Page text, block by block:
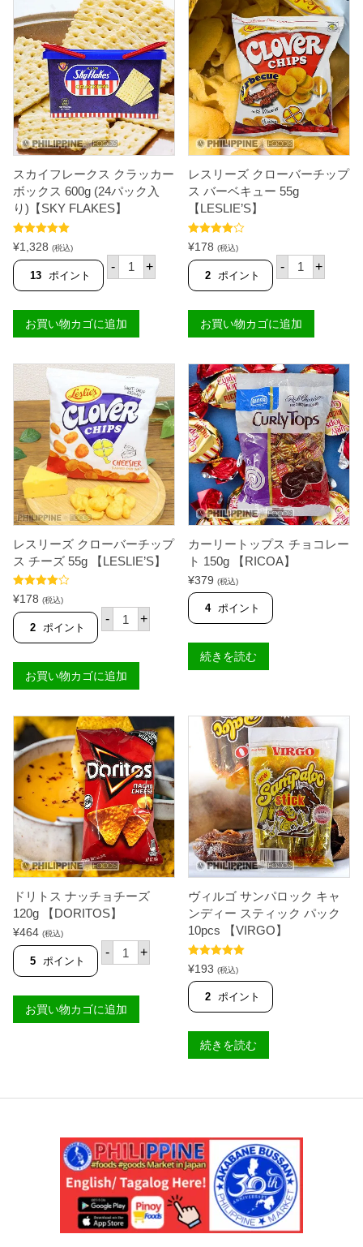
g
チ
ー
ズ
味
【
C
H
E
E
T
O
S
】
個
J
A
C
K
'
N
J
I
L
L
】
個
スカイフレークス クラッカー
ボックス 600g (24パック入
り)【SKY FLAKES】
5段階中 5.00
の評価
¥1,328 (税込)
13 ポイント
- ス
カ
レ
ー
ク
ク
ラ
ッ
カ
ー
ボ
ッ
ク
ス
6
0
0
g
2
4
入
り
S
K
Y
L
A
K
E
S
】
個
+
お買い物カゴに追加
レスリーズ クローバーチップ
ス バーベキュー 55g
【LESLIE’S】
5段階中
4.50 の評価
¥178 (税込)
2 ポイント
- レ
ス
ズ
ク
ロ
バ
ー
チ
ッ
プ
ス
バ
ー
ベ
キ
ュ
ー
5
g
【
L
+
お買い物カゴに追加
レスリーズ クローバーチップ
ス チーズ 55g 【LESLIE’S】
5段階中
4.67 の評価
¥178 (税込)
2 ポイント
- レ
ス
ズ
ク
ロ
バ
ー
チ
ッ
プ
ス
チ
ー
ズ
5
5
g
【
E
S
L
'
個
+
お買い物カゴに追加
カーリートップス チョコレー
ト 150g 【RICOA】
¥379 (税込)
4 ポイント
続きを読む
ドリトス ナッチョチーズ
120g 【DORITOS】
¥464 (税込)
5 ポイント
- ド
リ
ナ
ッ
チ
2
【
D
O
R
I
T
O
S
+
お買い物カゴに追加
ヴィルゴ サンパロック キャ
ンディー スティック パック
10pcs 【VIRGO】
5段階中5.00
の評価
¥193 (税込)
2 ポイント
続きを読む